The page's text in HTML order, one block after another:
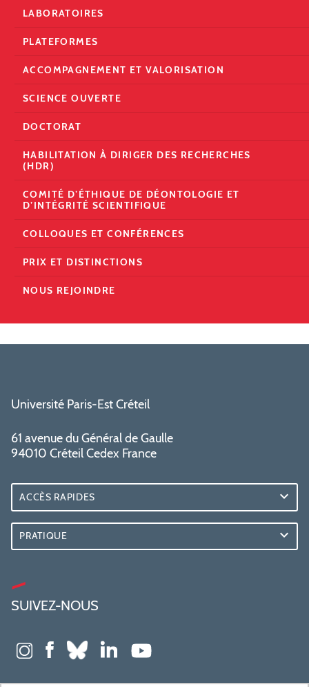
LABORATOIRES
PLATEFORMES
ACCOMPAGNEMENT ET VALORISATION
SCIENCE OUVERTE
DOCTORAT
HABILITATION À DIRIGER DES RECHERCHES
(HDR)
COMITÉ D’ÉTHIQUE DE DÉONTOLOGIE ET
D’INTÉGRITÉ SCIENTIFIQUE
COLLOQUES ET CONFÉRENCES
PRIX ET DISTINCTIONS
NOUS REJOINDRE
Université Paris-Est Créteil
61 avenue du Général de Gaulle
94010 Créteil Cedex France
ACCÈS RAPIDES
PRATIQUE
SUIVEZ-NOUS